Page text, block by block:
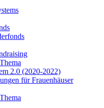
2.0 (2020-2022)
für Frauenhäuser